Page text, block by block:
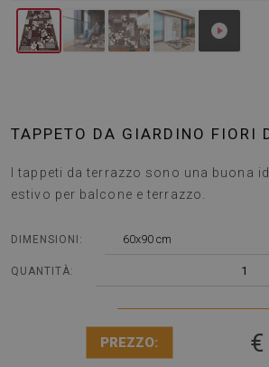
TAPPETO DA GIARDINO FIORI
I tappeti da terrazzo sono una buona
estivo per balcone e terrazzo.
DIMENSIONI: 60x90 cm
QUANTITÀ: 1
PREZZO: €